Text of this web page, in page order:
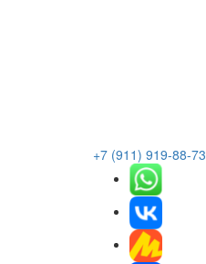
+7 (911) 919-88-73